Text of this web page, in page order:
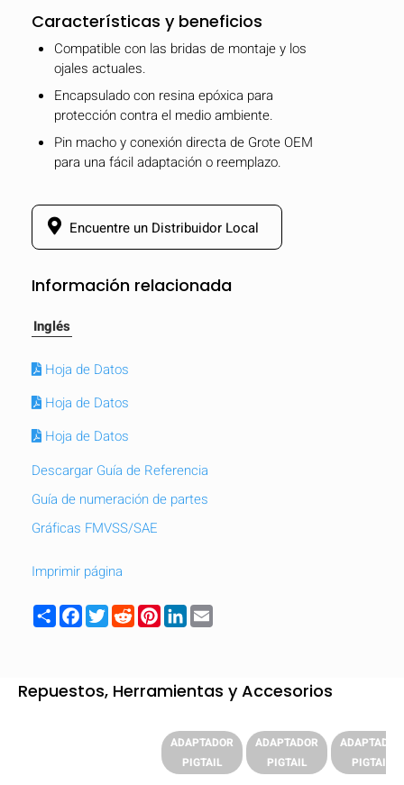
Características y beneficios
Compatible con las bridas de montaje y los
ojales actuales.
Encapsulado con resina epóxica para
protección contra el medio ambiente.
Pin macho y conexión directa de Grote OEM
para una fácil adaptación o reemplazo.
Encuentre un Distribuidor Local
Información relacionada
Inglés
Hoja de Datos
Hoja de Datos
Hoja de Datos
Descargar Guía de Referencia
Guía de numeración de partes
Gráficas FMVSS/SAE
Imprimir página
ShareFacebook
TwitterRedditPinterest
LinkedIn
Repuestos, Herramientas y Accesorios
ADAPTADOR
PIGTAIL
ADAPTADOR
PIGTAIL
ADAPTADOR
PIGTAIL